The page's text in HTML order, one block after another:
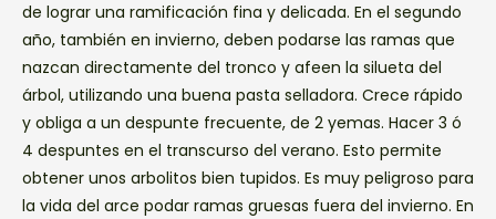
de lograr una ramificación fina y delicada. En el segundo
año, también en invierno, deben podarse las ramas que
nazcan directamente del tronco y afeen la silueta del
árbol, utilizando una buena pasta selladora. Crece rápido
y obliga a un despunte frecuente, de 2 yemas. Hacer 3 ó
4 despuntes en el transcurso del verano. Esto permite
obtener unos arbolitos bien tupidos. Es muy peligroso para
la vida del arce podar ramas gruesas fuera del invierno. En